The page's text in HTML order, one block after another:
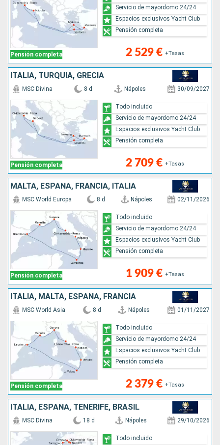
Pensión completa 2 529 € +Tasas
Servicio de mayordomo 24/24
Espacios exclusivos Yacht Club
Pensión completa
ITALIA, TURQUÍA, GRECIA
Pensión completa
MSC Divina 8 d Nápoles 30/09/2027
2 709 € +Tasas
Todo incluido
Servicio de mayordomo 24/24
Espacios exclusivos Yacht Club
Pensión completa
MALTA, ESPAÑA, FRANCIA, ITALIA
Pensión completa
MSC World Europa 8 d Nápoles 02/11/2026
1 909 € +Tasas
Todo incluido
Servicio de mayordomo 24/24
Espacios exclusivos Yacht Club
Pensión completa
ITALIA, MALTA, ESPAÑA, FRANCIA
Pensión completa
MSC World Asia 8 d Nápoles 01/11/2027
2 379 € +Tasas
Todo incluido
Servicio de mayordomo 24/24
Espacios exclusivos Yacht Club
Pensión completa
ITALIA, ESPAÑA, TENERIFE, BRASIL
MSC Divina 18 d Nápoles 29/10/2026
Todo incluido